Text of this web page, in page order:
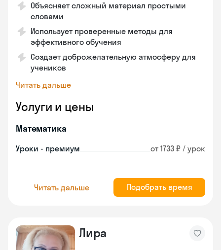
Объясняет сложный материал простыми
словами
Использует проверенные методы для
эффективного обучения
Создает доброжелательную атмосферу для
учеников
Читать дальше
Услуги и цены
Математика
Уроки - премиум от 1733 ₽ / урок
Читать дальше Подобрать время
Лира